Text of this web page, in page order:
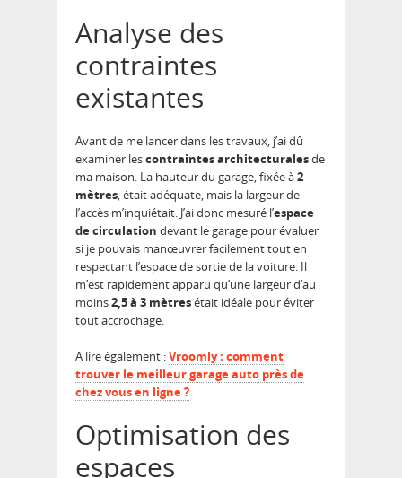
Analyse des
contraintes
existantes
Avant de me lancer dans les travaux, j’ai dû
examiner lescontraintes architecturalesde
ma maison. La hauteur du garage, fixée à2
mètres, était adéquate, mais la largeur de
l’accès m’inquiétait. J’ai donc mesuré l’espace
de circulation devant le garage pour évaluer
si je pouvais manœuvrer facilement tout en
respectant l’espace de sortie de la voiture. Il
m’est rapidement apparu qu’une largeur d’au
moins2,5 à 3 mètresétait idéale pour éviter
tout accrochage.
A lire également :Vroomly : comment
trouver le meilleur garage auto près de
chez vous en ligne ?
Optimisation des
espaces